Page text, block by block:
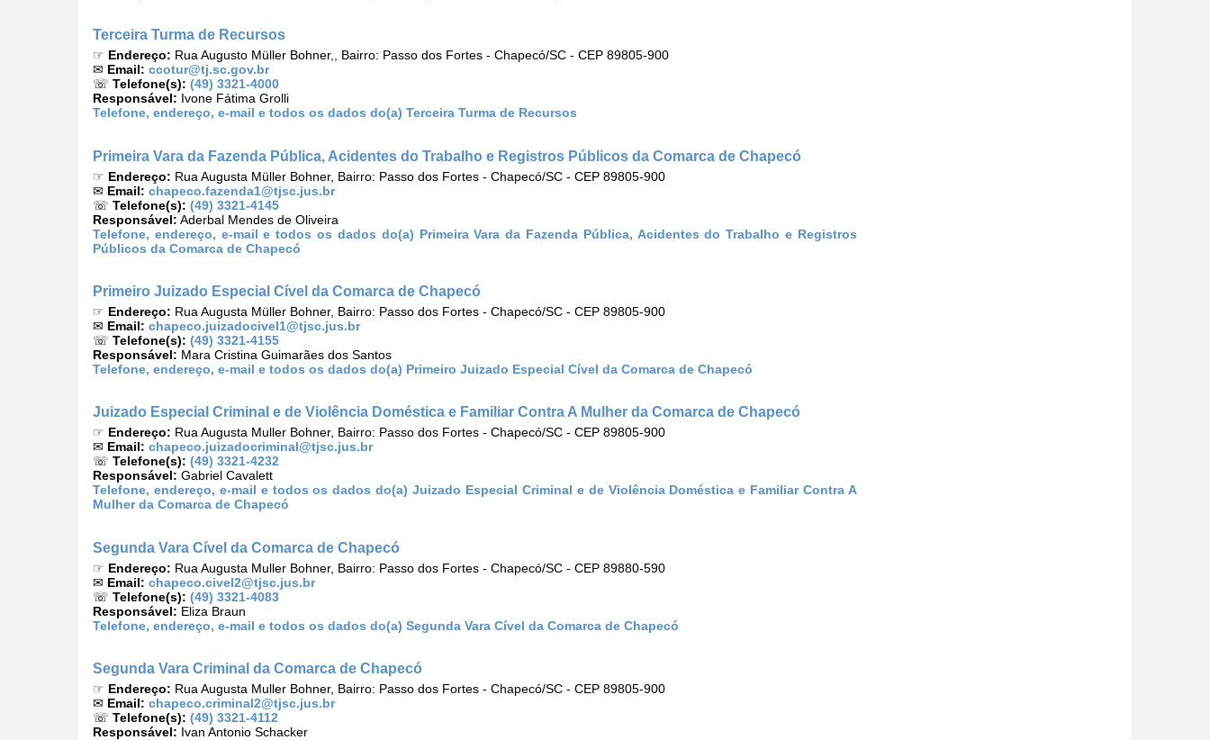
Terceira Turma de Recursos
☞ Endereço: Rua Augusto Müller Bohner,, Bairro: Passo dos Fortes - Chapecó/SC - CEP 89805-900
✉ Email: ccotur@tj.sc.gov.br
☏ Telefone(s): (49) 3321-4000
Responsável: Ivone Fátima Grolli
Telefone, endereço, e-mail e todos os dados do(a) Terceira Turma de Recursos
Primeira Vara da Fazenda Pública, Acidentes do Trabalho e Registros Públicos da Comarca de Chapecó
☞ Endereço: Rua Augusta Müller Bohner, Bairro: Passo dos Fortes - Chapecó/SC - CEP 89805-900
✉ Email: chapeco.fazenda1@tjsc.jus.br
☏ Telefone(s): (49) 3321-4145
Responsável: Aderbal Mendes de Oliveira
Telefone, endereço, e-mail e todos os dados do(a) Primeira Vara da Fazenda Pública, Acidentes do Trabalho e Registros
Públicos da Comarca de Chapecó
Primeiro Juizado Especial Cível da Comarca de Chapecó
☞ Endereço: Rua Augusta Müller Bohner, Bairro: Passo dos Fortes - Chapecó/SC - CEP 89805-900
✉ Email: chapeco.juizadocivel1@tjsc.jus.br
☏ Telefone(s): (49) 3321-4155
Responsável: Mara Cristina Guimarães dos Santos
Telefone, endereço, e-mail e todos os dados do(a) Primeiro Juizado Especial Cível da Comarca de Chapecó
Juizado Especial Criminal e de Violência Doméstica e Familiar Contra A Mulher da Comarca de Chapecó
☞ Endereço: Rua Augusta Muller Bohner, Bairro: Passo dos Fortes - Chapecó/SC - CEP 89805-900
✉ Email: chapeco.juizadocriminal@tjsc.jus.br
☏ Telefone(s): (49) 3321-4232
Responsável: Gabriel Cavalett
Telefone, endereço, e-mail e todos os dados do(a) Juizado Especial Criminal e de Violência Doméstica e Familiar Contra A
Mulher da Comarca de Chapecó
Segunda Vara Cível da Comarca de Chapecó
☞ Endereço: Rua Augusta Muller Bohner, Bairro: Passo dos Fortes - Chapecó/SC - CEP 89880-590
✉ Email: chapeco.civel2@tjsc.jus.br
☏ Telefone(s): (49) 3321-4083
Responsável: Eliza Braun
Telefone, endereço, e-mail e todos os dados do(a) Segunda Vara Cível da Comarca de Chapecó
Segunda Vara Criminal da Comarca de Chapecó
☞ Endereço: Rua Augusta Muller Bohner, Bairro: Passo dos Fortes - Chapecó/SC - CEP 89805-900
✉ Email: chapeco.criminal2@tjsc.jus.br
☏ Telefone(s): (49) 3321-4112
Responsável: Ivan Antonio Schacker